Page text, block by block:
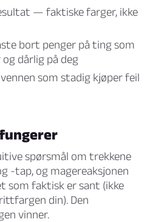
— faktiske farger, ikke
bort penger på ting som
dårlig på deg
som stadig kjøper feil
spørsmål om trekkene
-tap, og magereaksjonen
som faktisk er sant (ikke
din). Den
vinner.